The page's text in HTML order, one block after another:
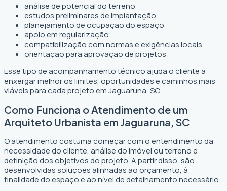
análise de potencial do terreno
estudos preliminares de implantação
planejamento de ocupação do espaço
apoio em regularização
compatibilização com normas e exigências locais
orientação para aprovação de projetos
Esse tipo de acompanhamento técnico ajuda o cliente a
enxergar melhor os limites, oportunidades e caminhos mais
viáveis para cada projeto em Jaguaruna, SC.
Como Funciona o Atendimento de um
Arquiteto Urbanista em Jaguaruna, SC
O atendimento costuma começar com o entendimento da
necessidade do cliente, análise do imóvel ou terreno e
definição dos objetivos do projeto. A partir disso, são
desenvolvidas soluções alinhadas ao orçamento, à
finalidade do espaço e ao nível de detalhamento necessário.